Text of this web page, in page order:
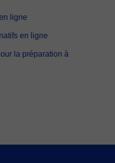
ligne
en ligne
la préparation à